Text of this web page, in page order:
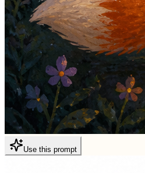
Use this prompt